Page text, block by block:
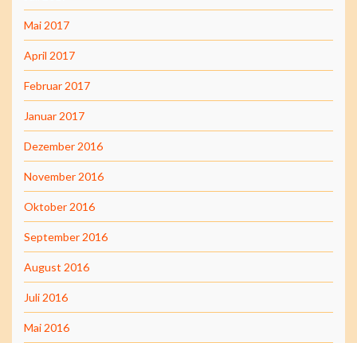
Mai 2017
April 2017
Februar 2017
Januar 2017
Dezember 2016
November 2016
Oktober 2016
September 2016
August 2016
Juli 2016
Mai 2016